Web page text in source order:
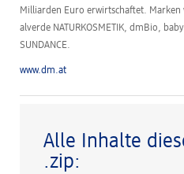
Milliarden Euro erwirtschaftet.
alverde NATURKOSMETIK, dmBio,
SUNDANCE.
www.dm.at
Alle Inhalte
.zip: